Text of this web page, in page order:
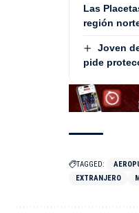
Las
región
Joven
pide
TAGGED:
EXTRANJERO